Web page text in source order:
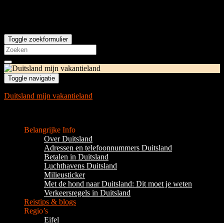
Toggle zoekformulier
Search
for:
Toggle navigatie
Duitsland mijn vakantieland
Belangrijke Info
Over Duitsland
Adressen en telefoonnummers Duitsland
Betalen in Duitsland
Luchthavens Duitsland
Milieusticker
Met de hond naar Duitsland: Dit moet je weten
Verkeersregels in Duitsland
Reistips & blogs
Regio’s
Eifel